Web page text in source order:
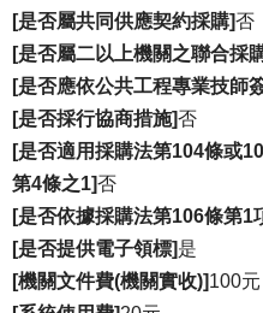
[是否屬共同供應契約採購]否
[是否屬二以上機關之聯合採
[是否應依公共工程專業技師
[是否採行協商措施]否
[是否適用採購法第104條或
第4條之1]否
[是否依據採購法第106條第1
[是否提供電子領標]是
[機關文件費(機關實收)]100元